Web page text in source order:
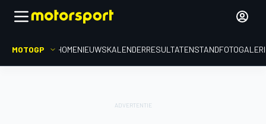
MOTOGP HOMENIEUWSKALENDERRESULTATENSTAND